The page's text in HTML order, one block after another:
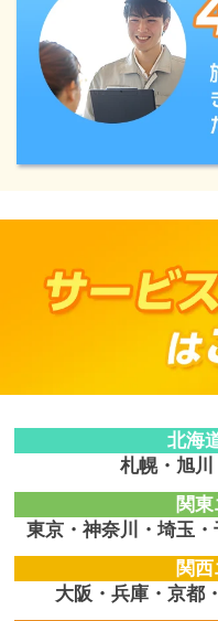
北海
札幌・旭
関
東京・神奈川・埼玉
関
大阪・兵庫・京都